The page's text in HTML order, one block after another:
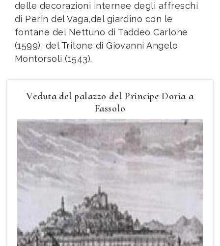
delle decorazioni internee degli affreschi
di Perin del Vaga,del giardino con le
fontane del Nettuno di Taddeo Carlone
(1599), del Tritone di Giovanni Angelo
Montorsoli (1543).
Veduta del palazzo del Principe Doria a
Fassolo